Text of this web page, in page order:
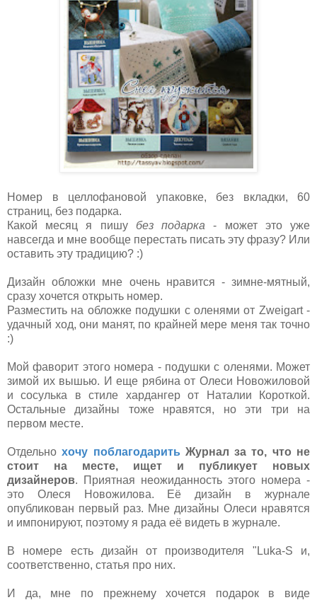
Номер в целлофановой упаковке, без вкладки, 60
страниц, без подарка.
Какой месяц я пишу без подарка - может это уже
навсегда и мне вообще перестать писать эту фразу? Или
оставить эту традицию? :)
Дизайн обложки мне очень нравится - зимне-мятный,
сразу хочется открыть номер.
Разместить на обложке подушки с оленями от Zweigart -
удачный ход, они манят, по крайней мере меня так точно
:)
Мой фаворит этого номера - подушки с оленями. Может
зимой их вышью. И еще рябина от Олеси Новожиловой
и сосулька в стиле хардангер от Наталии Короткой.
Остальные дизайны тоже нравятся, но эти три на
первом месте.
Отдельнохочу поблагодарить Журнал за то, что не
стоит на месте, ищет и публикует новых
дизайнеров. Приятная неожиданность этого номера -
это Олеся Новожилова. Её дизайн в журнале
опубликован первый раз. Мне дизайны Олеси нравятся
и импонируют, поэтому я рада её видеть в журнале.
В номере есть дизайн от производителя "Luka-S и,
соответственно, статья про них.
И да, мне по прежнему хочется подарок в виде